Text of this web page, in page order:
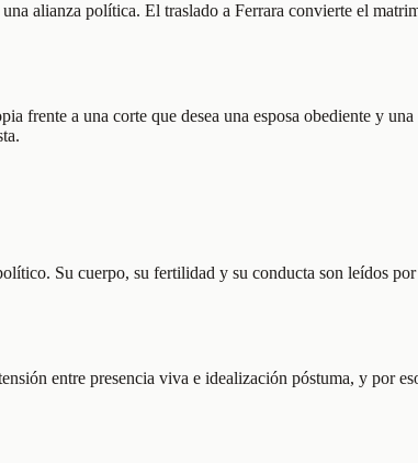
alianza política. El traslado a Ferrara convierte el
frente a una corte que desea una esposa obediente y
Su cuerpo, su fertilidad y su conducta son leídos
entre presencia viva e idealización póstuma, y por